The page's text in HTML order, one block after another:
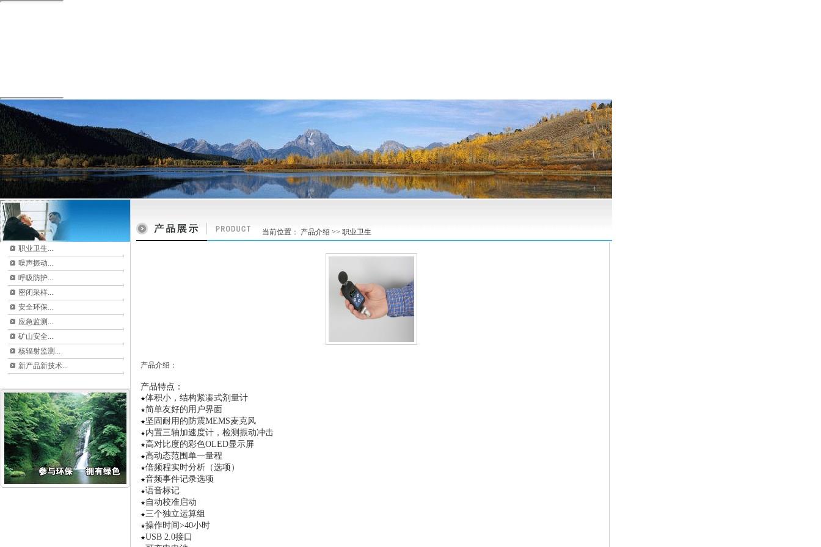
职业卫生...
噪声振动...
呼吸防护...
密闭采样...
安全环保...
应急监测...
矿山安全...
核辐射监测...
新产品新技术...
当前位置： 产品介绍 >> 职业卫生
产品介绍：
产品特点：
★体积小，结构紧凑式剂量计
★简单友好的用户界面
★ 坚固耐用的 防震MEMS麦克风
★ 内置三轴加速度计，检测振动冲击
★高对比度的彩色OLED显示屏
★高动态范围单一量程
★倍频程实时分析 （选项）
★音频事件记录选项
★语音标记
★ 自动校准启动
★三个独立运算组
★操作时间>40小时
★USB 2.0接口